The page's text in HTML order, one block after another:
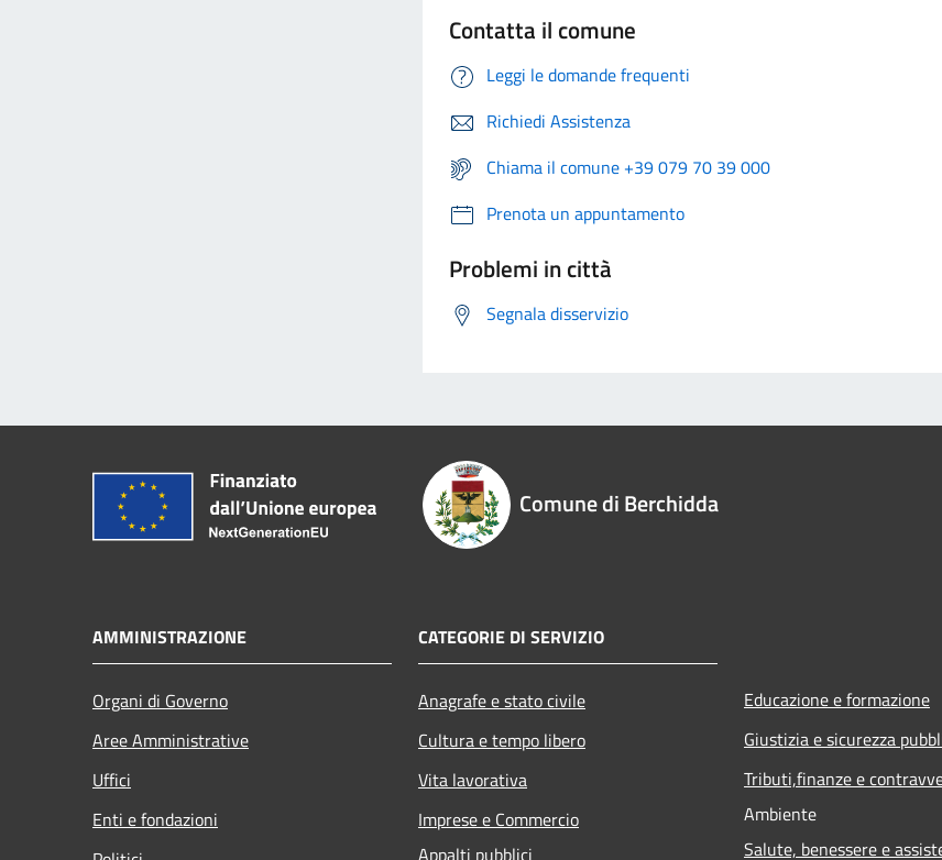
Contatta il comune
Leggi le domande frequenti
Richiedi Assistenza
Chiama il comune +39 079 70 39 000
Prenota un appuntamento
Problemi in città
Segnala disservizio
Comune di Berchidda
AMMINISTRAZIONE
Organi di Governo
Aree Amministrative
Uffici
Enti e fondazioni
CATEGORIE DI SERVIZIO
Anagrafe e stato civile
Cultura e tempo libero
Vita lavorativa
Imprese e Commercio
Appalti pubblici
Educazione e formazione
Giustizia e sicurezza
Tributi,finanze e
Ambiente
Salute, benessere e